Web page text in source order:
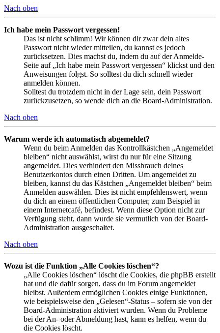
Nach oben
Ich habe mein Passwort vergessen!
Das ist nicht schlimm! Wir können dir zwar dein altes
Passwort nicht wieder mitteilen, du kannst es jedoch
zurücksetzen. Dies machst du, indem du auf der Anmelde-
Seite auf „Ich habe mein Passwort vergessen“ klickst und den
Anweisungen folgst. So solltest du dich schnell wieder
anmelden können.
Solltest du trotzdem nicht in der Lage sein, dein Passwort
zurückzusetzen, so wende dich an die Board-Administration.
Nach oben
Warum werde ich automatisch abgemeldet?
Wenn du beim Anmelden das Kontrollkästchen „Angemeldet
bleiben“ nicht auswählst, wirst du nur für eine Sitzung
angemeldet. Dies verhindert den Missbrauch deines
Benutzerkontos durch einen Dritten. Um angemeldet zu
bleiben, kannst du das Kästchen „Angemeldet bleiben“ beim
Anmelden auswählen. Dies ist nicht empfehlenswert, wenn
du dich an einem öffentlichen Computer, zum Beispiel in
einem Internetcafé, befindest. Wenn diese Option nicht zur
Verfügung steht, dann wurde sie vermutlich von der Board-
Administration ausgeschaltet.
Nach oben
Wozu ist die Funktion „Alle Cookies löschen“?
„Alle Cookies löschen“ löscht die Cookies, die phpBB erstellt
hat und die dafür sorgen, dass du im Forum angemeldet
bleibst. Außerdem ermöglichen Cookies einige Funktionen,
wie beispielsweise den „Gelesen“-Status – sofern sie von der
Board-Administration aktiviert wurden. Wenn du Probleme
bei der An- oder Abmeldung hast, kann es helfen, wenn du
die Cookies löscht.